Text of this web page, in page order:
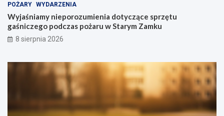
POŻARY WYDARZENIA
Wyjaśniamy nieporozumienia dotyczące sprzętu
gaśniczego podczas pożaru w Starym Zamku
8 sierpnia 2026